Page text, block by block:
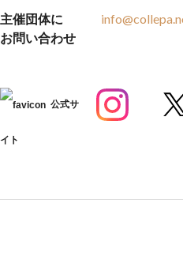
主催団体に
お問い合わせ
公式サ
イト